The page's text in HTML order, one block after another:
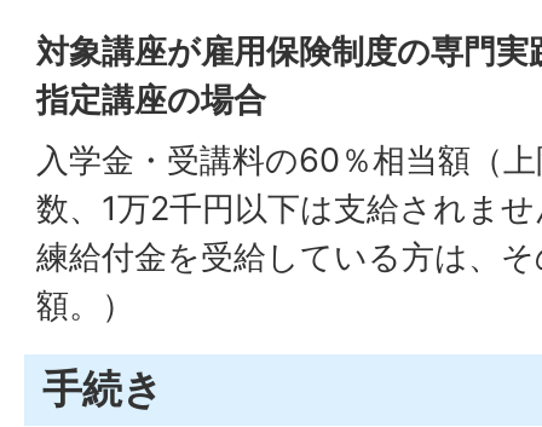
対象講座が雇用保険制度の専門
指定講座の場合
入学金・受講料の60％相当額（
数、1万2千円以下は支給されま
練給付金を受給している方は、
額。）
手続き